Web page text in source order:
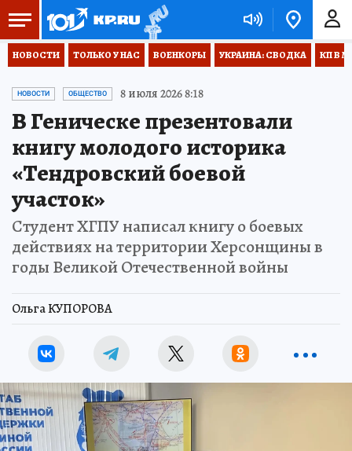
НОВОСТИ ТОЛЬКО У НАС ВОЕНКОРЫ УКРАИНА: СВОДКА КП В
НОВОСТИ ОБЩЕСТВО 8 июля 2026 8:18
В Геническе презентовали
книгу молодого историка
«Тендровский боевой
участок»
Студент ХГПУ написал книгу о боевых
действиях на территории Херсонщины в
годы Великой Отечественной войны
Ольга КУПОРОВА